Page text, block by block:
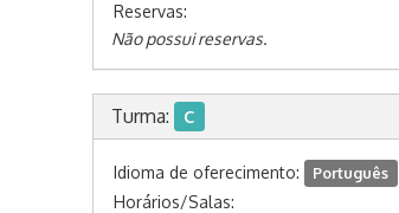
Reservas:
Não possui reservas.
Turma: C
Idioma de oferecimento: Português
Horários/Salas: